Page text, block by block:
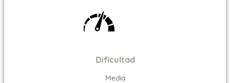
Dificultad
Media